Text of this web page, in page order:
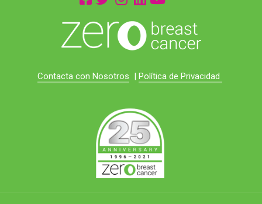
Contacta con Nosotros | Política de Privacidad